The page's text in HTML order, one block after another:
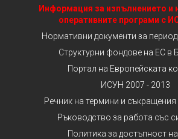
Информация за изпълнението и
оперативните програми с
Нормативни документи за
Структурни фондове на ЕС в
Портал на Европейската
ИСУН 2007 - 2013
Речник на термини и съкращения
Ръководство за работа със
Политика за достъпност